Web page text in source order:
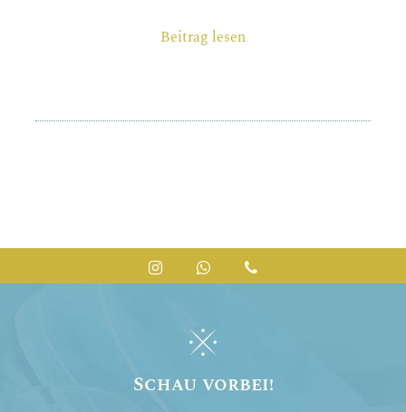
Beitrag lesen
InstagramWhatsappTelefon
Schau vorbei!